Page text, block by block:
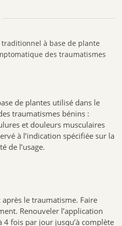
V/V, gomme xanthane, huile
de romarin.
gel est susceptible d’avoir
le monde n’y soit pas sujet.
applications fréquentes sur la
et une sécheresse de la peau.
sensibles à l’arnica.
les muqueuses, sur les yeux, sur
d’allergie connue à l’arnica ou à
à base de plante
des traumatismes
de plantes utilisé dans le
traumatismes bénins :
et douleurs musculaires
à l’indication spécifiée sur la
de l’usage.
le traumatisme. Faire
Renouveler l’application
fois par jour jusqu’à complète